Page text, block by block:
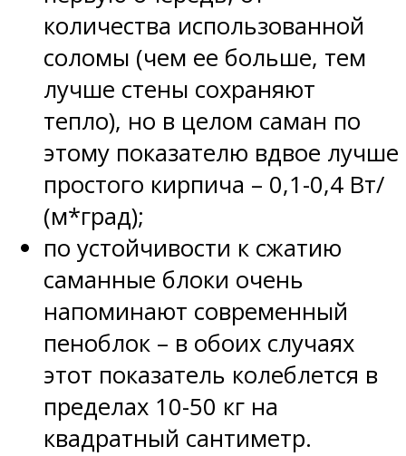
количества использованной
соломы (чем ее больше, тем
лучше стены сохраняют
тепло), но в целом саман по
этому показателю вдвое лучше
простого кирпича – 0,1-0,4 Вт/
(м*град);
по устойчивости к сжатию
саманные блоки очень
напоминают современный
пеноблок – в обоих случаях
этот показатель колеблется в
пределах 10-50 кг на
квадратный сантиметр.